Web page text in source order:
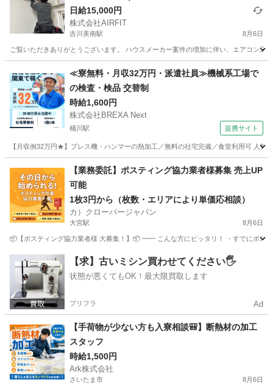
日給15,000円
株式会社AIRFIT
吉川美南駅 8月6日
ご覧いただきありがとうございます。 ハウスメーカー案件の増加に伴い、エアコン
吉川美南駅 その他 業務委託
≪寮無料・月収32万円・派遣社員≫機械系工場で
の検査・検品 交替制
時給1,600円
株式会社BREXA Next
桶川駅 提携サイト
【月収例32万円★】プレス機・ハンマーの熱加工／無料の社宅完備／食堂利用可 人
桶川駅 その他
【業務委託】ポスティング協力業者様募集 売上UP
可能
1枚3円から（枚数・エリアにより単価応相談）
カ）クローバージャパン
大宮駅 8月6日
📦【ポスティング協力業者様 大募集！】📦 ━━ こんな方にピッタリ！ ・すでにポス
埼玉 さいたま市 大宮駅 軽作業 業務委託
【求】古いミシン買わせてください🖐️
状態が悪くてもOK！最大限買取します
プリフラ Ad
【手荷物が少ない方も入寮相談🎒】断熱材の加工
スタッフ
時給1,500円
Ark株式会社
さいたま市 8月6日